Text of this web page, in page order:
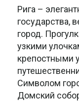
Рига –
государства,
город.
узкими
крепостными
Символом
Домский